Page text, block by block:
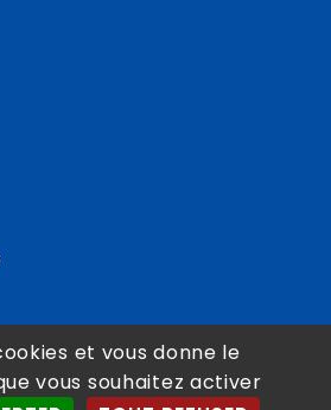
et vous donne le
vous souhaitez activer